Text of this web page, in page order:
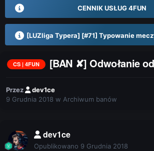
CENNIK USŁUG 4FUN
[LUZliga Typera] [#71] Typowanie
CS | 4FUN [BAN ✘] Odwołanie
Przez
dev1ce
9 Grudnia 2018 w Archiwum banów
dev1ce
Opublikowano 9 Grudnia 2018